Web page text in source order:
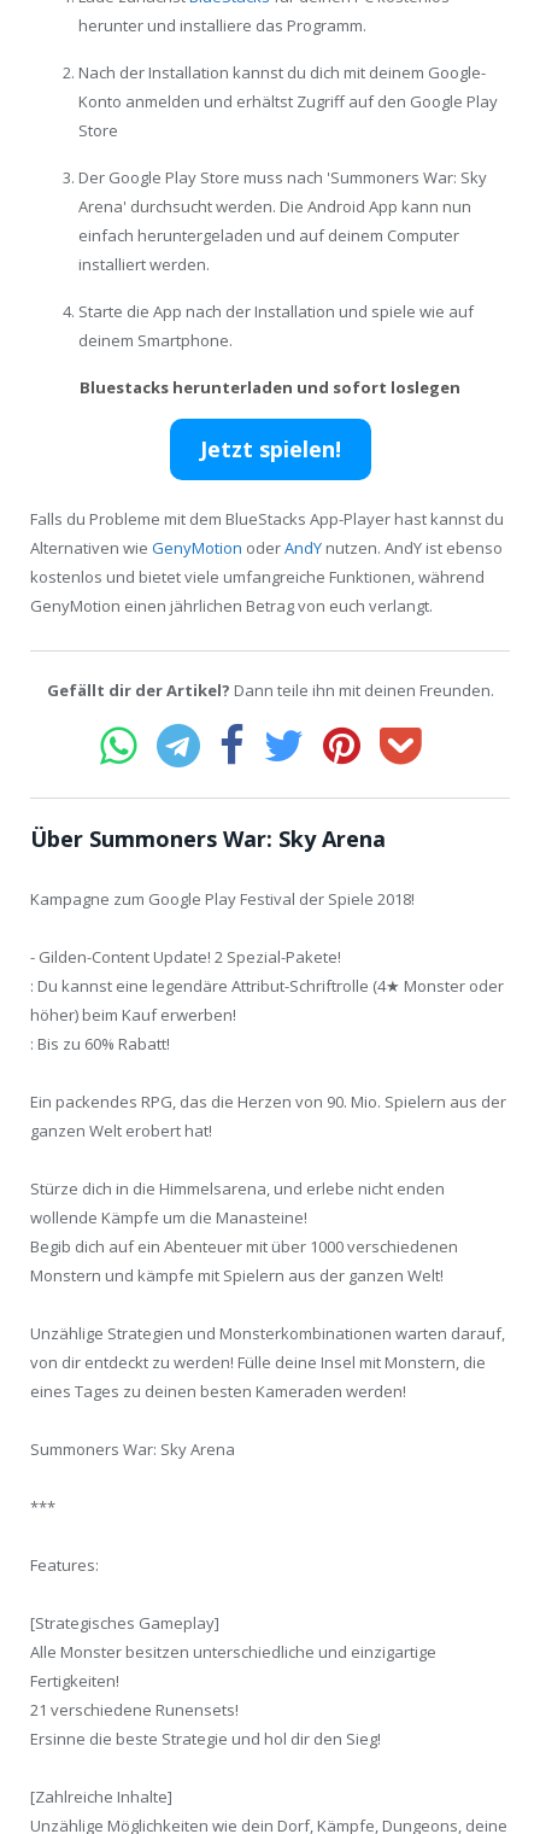
herunter und installiere das Programm.
Nach der Installation kannst du dich mit deinem Google-
Konto anmelden und erhältst Zugriff auf den Google Play
Store
Der Google Play Store muss nach 'Summoners War: Sky
Arena' durchsucht werden. Die Android App kann nun
einfach heruntergeladen und auf deinem Computer
installiert werden.
Starte die App nach der Installation und spiele wie auf
deinem Smartphone.
Bluestacks herunterladen und sofort loslegen
Jetzt spielen!
Falls du Probleme mit dem BlueStacks App-Player hast kannst du
Alternativen wie GenyMotion oderAndY nutzen. AndY ist ebenso
kostenlos und bietet viele umfangreiche Funktionen, während
GenyMotion einen jährlichen Betrag von euch verlangt.
Gefällt dir der Artikel? Dann teile ihn mit deinen Freunden.
Über Summoners War: Sky Arena
Kampagne zum Google Play Festival der Spiele 2018!
- Gilden-Content Update! 2 Spezial-Pakete!
: Du kannst eine legendäre Attribut-Schriftrolle (4★ Monster oder
höher) beim Kauf erwerben!
: Bis zu 60% Rabatt!
Ein packendes RPG, das die Herzen von 90. Mio. Spielern aus der
ganzen Welt erobert hat!
Stürze dich in die Himmelsarena, und erlebe nicht enden
wollende Kämpfe um die Manasteine!
Begib dich auf ein Abenteuer mit über 1000 verschiedenen
Monstern und kämpfe mit Spielern aus der ganzen Welt!
Unzählige Strategien und Monsterkombinationen warten darauf,
von dir entdeckt zu werden! Fülle deine Insel mit Monstern, die
eines Tages zu deinen besten Kameraden werden!
Summoners War: Sky Arena
***
Features:
[Strategisches Gameplay]
Alle Monster besitzen unterschiedliche und einzigartige
Fertigkeiten!
21 verschiedene Runensets!
Ersinne die beste Strategie und hol dir den Sieg!
[Zahlreiche Inhalte]
Unzählige Möglichkeiten wie dein Dorf, Kämpfe, Dungeons, deine